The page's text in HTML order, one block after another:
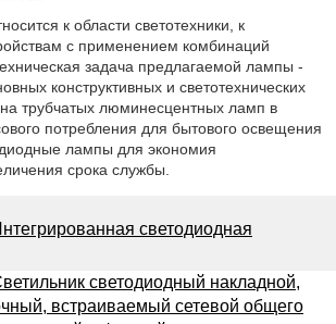
к области светотехники, к
с применением комбинаций
задача предлагаемой лампы -
конструктивных и светотехнических
трубчатых люминесцентных ламп в
потребления для бытового освещения
лампы для экономия
срока службы.
светодиодная
светодиодный накладной,
встраиваемый сетевой общего